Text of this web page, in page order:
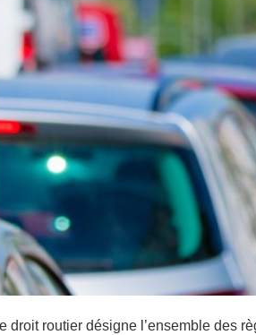
droit routier désigne l’ensemble des